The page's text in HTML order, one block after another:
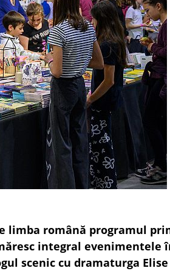
limba română programul
integral evenimentele
scenic cu dramaturga